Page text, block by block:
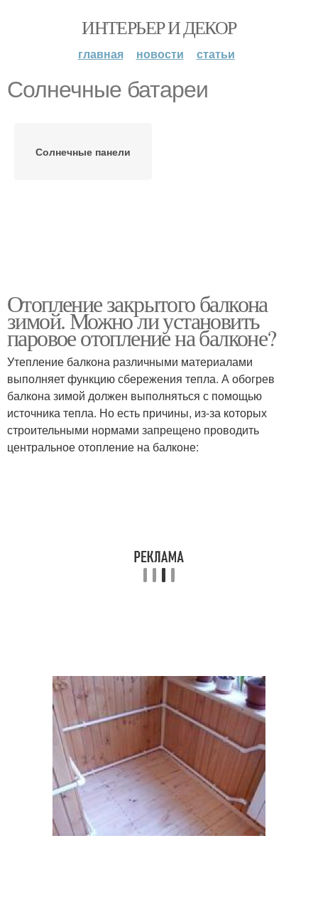
ИНТЕРЬЕР И ДЕКОР
главная новости статьи
Солнечные батареи
Солнечные панели
Отопление закрытого балкона
зимой. Можно ли установить
паровое отопление на балконе?
Утепление балкона различными материалами
выполняет функцию сбережения тепла. А обогрев
балкона зимой должен выполняться с помощью
источника тепла. Но есть причины, из-за которых
строительными нормами запрещено проводить
центральное отопление на балконе: